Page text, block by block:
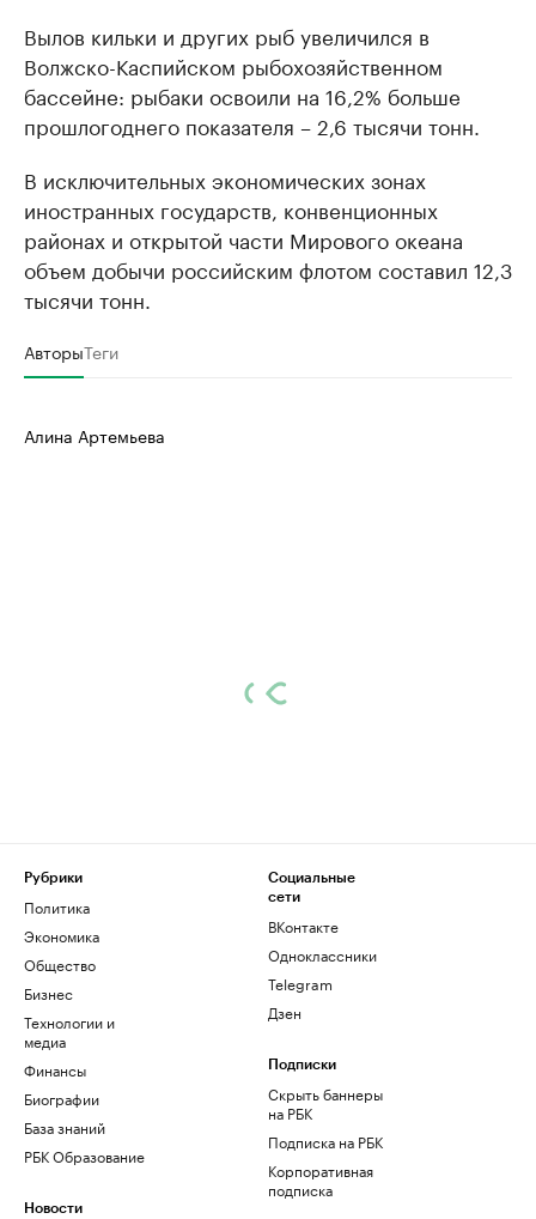
Вылов кильки и других рыб увеличился в
Волжско-Каспийском рыбохозяйственном
бассейне: рыбаки освоили на 16,2% больше
прошлогоднего показателя – 2,6 тысячи тонн.
В исключительных экономических зонах
иностранных государств, конвенционных
районах и открытой части Мирового океана
объем добычи российским флотом составил 12,3
тысячи тонн.
АвторыТеги
Алина Артемьева
Рубрики
Политика
Экономика
Общество
Бизнес
Технологии и
медиа
Финансы
Биографии
База знаний
РБК Образование
Новости
Социальные
сети
ВКонтакте
Одноклассники
Telegram
Дзен
Подписки
Скрыть баннеры
на РБК
Подписка на РБК
Корпоративная
подписка